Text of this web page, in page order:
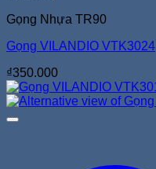
Gọng Nhựa TR90
Gọng VILANDIO VTK3024
₫350.000